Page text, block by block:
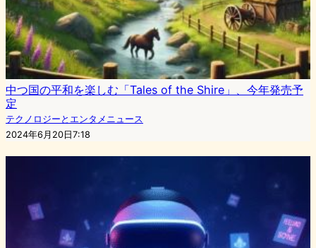
中つ国の平和を楽しむ「Tales of the Shire」、今年発売予
定
テクノロジーとエンタメニュース
2024年6月20日7:18